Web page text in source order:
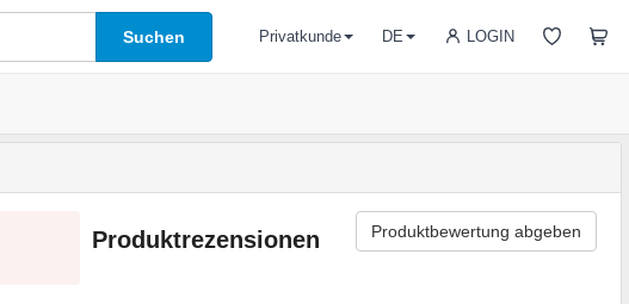
Suchen LOGIN
Privatkunde DE
Produktrezensionen Produktbewertung abgeben